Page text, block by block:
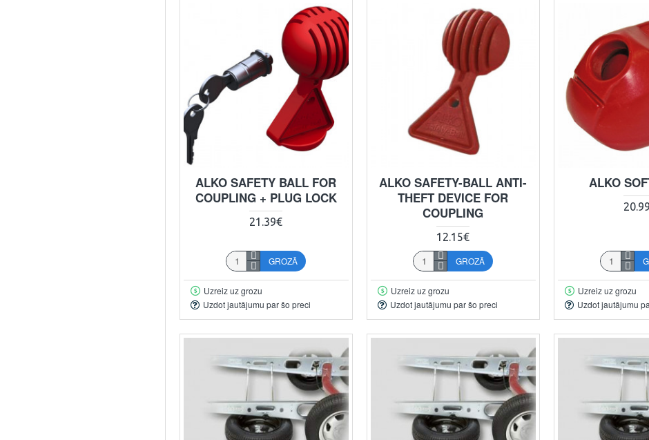
ALKO SAFETY BALL FOR
COUPLING + PLUG LOCK
21.39€
GROZĀ
Uzreiz uz grozu
Uzdot jautājumu par šo preci
ALKO SAFETY-BALL ANTI-
THEFT DEVICE FOR
COUPLING
12.15€
GROZĀ
Uzreiz uz grozu
Uzdot jautājumu par šo preci
ALKO
Uzreiz uz grozu
Uzdot jautājumu